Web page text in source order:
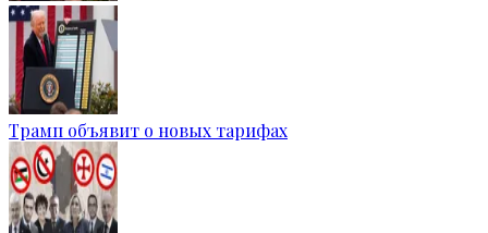
Трамп объявит о новых тарифах